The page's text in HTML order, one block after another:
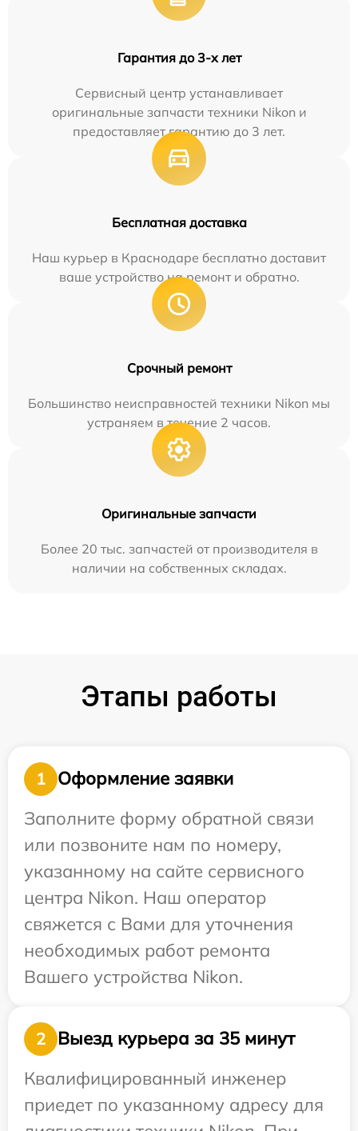
Гарантия до 3-х лет
Сервисный центр устанавливает
оригинальные запчасти техники Nikon и
предоставляет гарантию до 3 лет.
Бесплатная доставка
Наш курьер в Краснодаре бесплатно доставит
ваше устройство на ремонт и обратно.
Срочный ремонт
Большинство неисправностей техники Nikon мы
устраняем в течение 2 часов.
Оригинальные запчасти
Более 20 тыс. запчастей от производителя в
наличии на собственных складах.
Этапы работы
1
Оформление заявки
Заполните форму обратной связи
или позвоните нам по номеру,
указанному на сайте сервисного
центра Nikon. Наш оператор
свяжется с Вами для уточнения
необходимых работ ремонта
Вашего устройства Nikon.
2
Выезд курьера за 35 минут
Квалифицированный инженер
приедет по указанному адресу для